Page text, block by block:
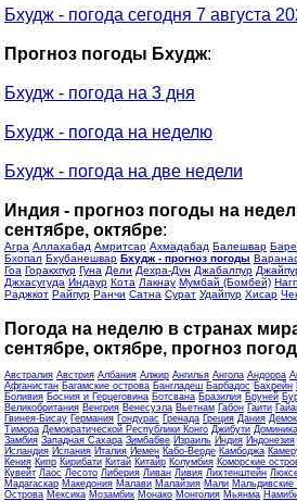
Бхудж - погода сегодня 7 августа
Прогноз погоды Бхудж:
Бхудж - погода на 3 дня
Бхудж - погода на неделю
Бхудж - погода на две недели
Индия - прогноз погоды на
сентябре, октябре:
Агра Аллахабад Амритсар Ахмадабад Балешвар
Бхопал Бхубанешвар Бхудж - прогноз погоды
Гоа Горакхпур Гуна Дели Дехра-Дун Джабалпур
Джхасугуда Индаур Кота Лакнау Мумбай (Бомбей)
Раджкот Райпур Ранчи Сатна Сурат Удайпур Хисар
Погода на неделю в странах
сентябре, октябре, прогноз
Австралия Австрия Албания Алжир Ангилья Ангола Андорра
Афганистан Багамские острова Бангладеш Барбадос Бахрейн
Боливия Босния и Герцеговина Ботсвана Бразилия Бруней
Великобритания Венгрия Венесуэла Вьетнам Габон Гаити
Гвинея-Бисау Германия Гондурас Гренада Греция Дания
Тимора Демократической Республики Конго Джибути Доминика
Замбия Западная Сахара Зимбабве Израиль Индия Индонезия
Исландия Испания Италия Йемен Кабо-Верде Камбоджа
Кения Кипр Кирибати Китай Китайр Колумбия Коморские
Кувейт Лаос Лесото Либерия Ливан Ливия Лихтенштейн
Мадагаскар Македония Малави Малайзия Мали Мальдивские
Острова Мексика Мозамбик Монако Монголия Мьянма